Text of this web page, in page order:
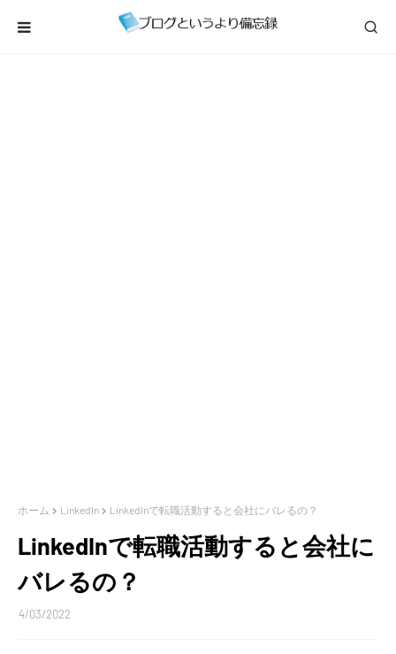
ホーム LinkedIn LinkedInで転職活動すると会社にバレるの？
LinkedInで転職活動すると会社に
バレるの？
4/03/2022